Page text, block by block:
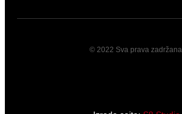
© 2022 Sva prava zadržana.